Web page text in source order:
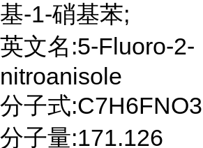
基-1-硝基苯;
英文名:5-Fluoro-2-
nitroanisole
分子式:C7H6FNO3
分子量:171.126